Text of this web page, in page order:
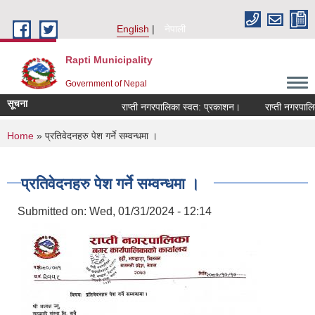
English
नेपाली
Rapti Municipality
Government of Nepal
सूचना राप्ती नगरपालिका स्वत: प्रकाशन। राप्ती
You are here
Home » प्रतिवेदनहरु पेश गर्ने सम्वन्धमा ।
प्रतिवेदनहरु पेश गर्ने सम्वन्धमा ।
Submitted on: Wed, 01/31/2024 - 12:14